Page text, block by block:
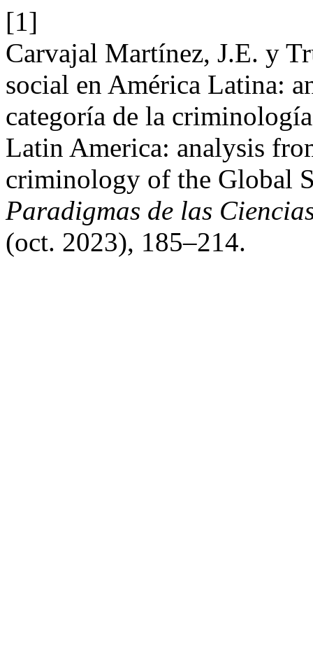
[1]
Carvajal Martínez, J.E. y
social en América Latina:
categoría de la
Latin America: analysis
criminology of the Global
Paradigmas de las
(oct. 2023), 185–214.